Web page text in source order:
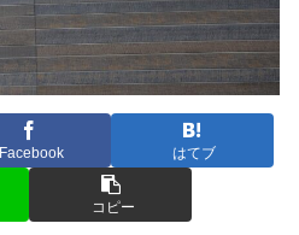
Facebook はてブ
コピー